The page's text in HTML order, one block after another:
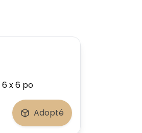
6 x 6 po
Adopté